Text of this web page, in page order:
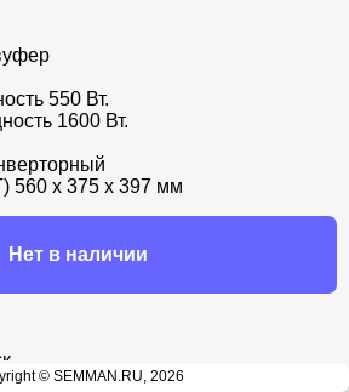
550 Вт.
1600 Вт.
560 х 375 х 397 мм
Нет в наличии
© SEMMAN.RU, 2026